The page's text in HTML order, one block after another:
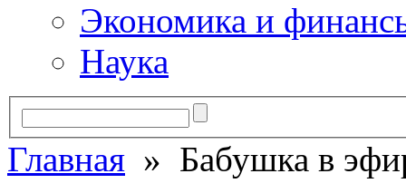
Экономика и
Наука
Главная » Бабушка в